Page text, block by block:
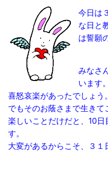
今日は
な日と
は誓願
みなさ
います。
喜怒哀楽があったでしょう。
でもそのお蔭さまで生きて
楽しいことだけだと、10
す。
大変があるからこそ、３１